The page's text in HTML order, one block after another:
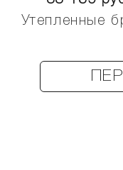
Утепленные